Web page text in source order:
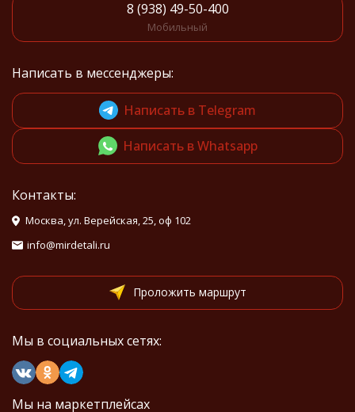
8 (938) 49-50-400
Мобильный
Написать в мессенджеры:
Написать в Telegram
Написать в Whatsapp
Контакты:
Москва, ул. Верейская, 25, оф 102
info@mirdetali.ru
Проложить маршрут
Мы в социальных сетях:
Мы на маркетплейсах